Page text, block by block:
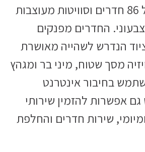
סיטי. המלון כולל 86 חדרים וסוויטות מעוצבות
החדרים מפנקים
הנדרש לשהייה מאושרת
מסך שטוח, מיני בר ומגהץ
בחיבור אינטרנט
אפשרות להזמין שירותי
שירות חדרים והחלפת